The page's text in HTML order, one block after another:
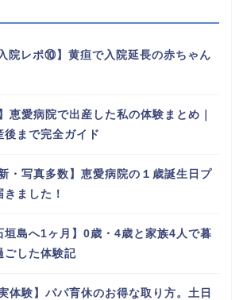
院レポ⑩】黄疸で入院延長の赤ちゃん
恵愛病院で出産した私の体験まとめ｜
後まで完全ガイド
・写真多数】恵愛病院の１歳誕生日プ
ました！
垣島へ1ヶ月】0歳・4歳と家族4人で暮
ごした体験記
体験】パパ育休のお得な取り方。土日